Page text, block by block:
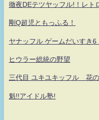
徹夜DEテツヤッフル!！レト
剛Q超児ともっふる！
ヤナッフル ゲームだいすき6
ヒウラー総統の野望
三代目 ユキユキッフル 花の
魁!!アイドル塾!